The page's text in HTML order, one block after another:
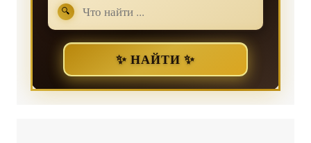
🔍
✨ НАЙТИ ✨